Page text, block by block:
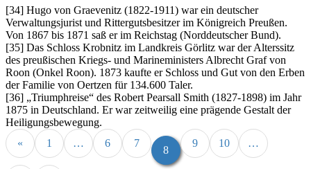
[34] Hugo von Graevenitz (1822-1911) war ein deutscher
Verwaltungsjurist und Rittergutsbesitzer im Königreich Preußen.
Von 1867 bis 1871 saß er im Reichstag (Norddeutscher Bund).
[35] Das Schloss Krobnitz im Landkreis Görlitz war der Alterssitz
des preußischen Kriegs- und Marineministers Albrecht Graf von
Roon (Onkel Roon). 1873 kaufte er Schloss und Gut von den Erben
der Familie von Oertzen für 134.600 Taler.
[36]
Triumphreise
des Robert Pearsall Smith (1827-1898) im Jahr
1875 in Deutschland. Er war zeitweilig eine prägende Gestalt der
Heiligungsbewegung.
«
1 … 6 7
8
9 10 …